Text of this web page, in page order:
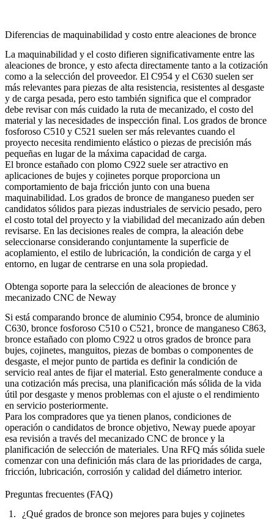
Diferencias de maquinabilidad y costo entre aleaciones de bronce
La maquinabilidad y el costo difieren significativamente entre las
aleaciones de bronce, y esto afecta directamente tanto a la cotización
como a la selección del proveedor. El C954 y el C630 suelen ser
más relevantes para piezas de alta resistencia, resistentes al desgaste
y de carga pesada, pero esto también significa que el comprador
debe revisar con más cuidado la ruta de mecanizado, el costo del
material y las necesidades de inspección final. Los grados de bronce
fosforoso C510 y C521 suelen ser más relevantes cuando el
proyecto necesita rendimiento elástico o piezas de precisión más
pequeñas en lugar de la máxima capacidad de carga.
El bronce estañado con plomo C922 suele ser atractivo en
aplicaciones de bujes y cojinetes porque proporciona un
comportamiento de baja fricción junto con una buena
maquinabilidad. Los grados de bronce de manganeso pueden ser
candidatos sólidos para piezas industriales de servicio pesado, pero
el costo total del proyecto y la viabilidad del mecanizado aún deben
revisarse. En las decisiones reales de compra, la aleación debe
seleccionarse considerando conjuntamente la superficie de
acoplamiento, el estilo de lubricación, la condición de carga y el
entorno, en lugar de centrarse en una sola propiedad.
Obtenga soporte para la selección de aleaciones de bronce y
mecanizado CNC de Neway
Si está comparando bronce de aluminio C954, bronce de aluminio
C630, bronce fosforoso C510 o C521, bronce de manganeso C863,
bronce estañado con plomo C922 u otros grados de bronce para
bujes, cojinetes, manguitos, piezas de bombas o componentes de
desgaste, el mejor punto de partida es definir la condición de
servicio real antes de fijar el material. Esto generalmente conduce a
una cotización más precisa, una planificación más sólida de la vida
útil por desgaste y menos problemas con el ajuste o el rendimiento
en servicio posteriormente.
Para los compradores que ya tienen planos, condiciones de
operación o candidatos de bronce objetivo, Neway puede apoyar
esa revisión a través del mecanizado CNC de bronce y la
planificación de selección de materiales. Una RFQ más sólida suele
comenzar con una definición más clara de las prioridades de carga,
fricción, lubricación, corrosión y calidad del diámetro interior.
Preguntas frecuentes (FAQ)
¿Qué grados de bronce son mejores para bujes y cojinetes